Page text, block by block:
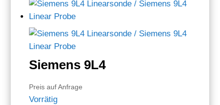
Siemens 9L4
Preis auf Anfrage
Vorrätig